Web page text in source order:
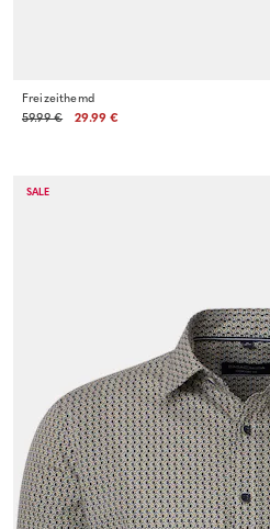
Freizeithemd
59.99 €
29.99 €
SALE